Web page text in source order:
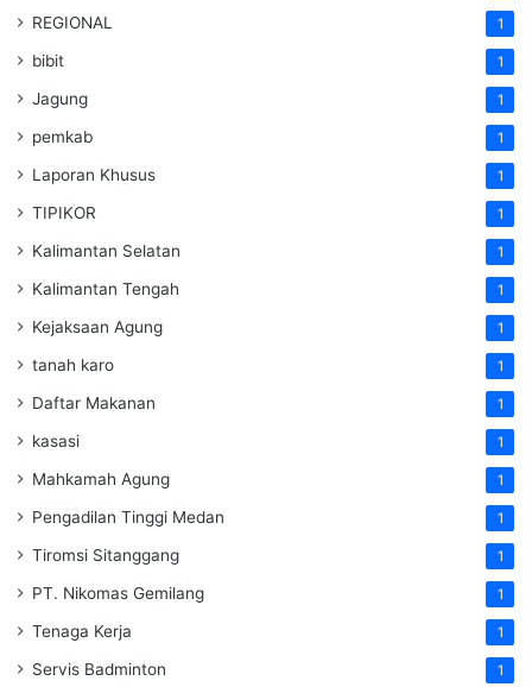
REGIONAL 1
bibit 1
Jagung 1
pemkab 1
Laporan Khusus 1
TIPIKOR 1
Kalimantan Selatan 1
Kalimantan Tengah 1
Kejaksaan Agung 1
tanah karo 1
Daftar Makanan 1
kasasi 1
Mahkamah Agung 1
Pengadilan Tinggi Medan 1
Tiromsi Sitanggang 1
PT. Nikomas Gemilang 1
Tenaga Kerja 1
Servis Badminton 1